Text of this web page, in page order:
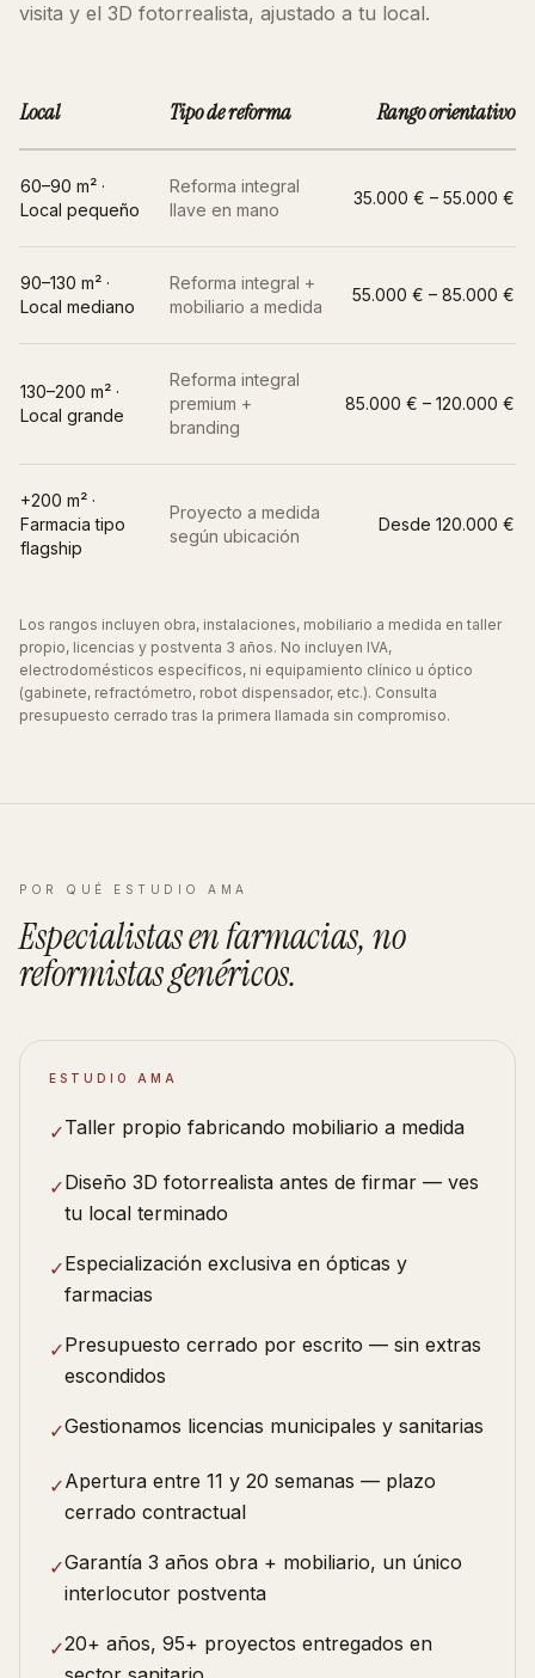
visita y el 3D fotorrealista, ajustado a tu local.
Local Tipo de reforma Rango orientativo
60–90 m² ·
Local pequeño
Reforma integral
llave en mano
35.000 € – 55.000 €
90–130 m² ·
Local mediano
Reforma integral +
mobiliario a medida
55.000 € – 85.000 €
130–200 m² ·
Local grande
Reforma integral
premium +
branding
85.000 € – 120.000 €
+200 m² ·
Farmacia tipo
flagship
Proyecto a medida
según ubicación
Desde 120.000 €
Los rangos incluyen obra, instalaciones, mobiliario a medida en taller
propio, licencias y postventa 3 años. No incluyen IVA,
electrodomésticos específicos, ni equipamiento clínico u óptico
(gabinete, refractómetro, robot dispensador, etc.). Consulta
presupuesto cerrado tras la primera llamada sin compromiso.
POR QUÉ ESTUDIO AMA
Especialistas enfarmacias, no
reformistasgenéricos.
ESTUDIO AMA
✓Taller propio fabricando mobiliario a medida
✓Diseño 3D fotorrealista antes de firmar — ves
tu local terminado
✓Especialización exclusiva en ópticas y
farmacias
✓Presupuesto cerrado por escrito — sin extras
escondidos
✓Gestionamos licencias municipales y sanitarias
✓Apertura entre 11 y 20 semanas — plazo
cerrado contractual
✓Garantía 3 años obra + mobiliario, un único
interlocutor postventa
✓20+ años, 95+ proyectos entregados en